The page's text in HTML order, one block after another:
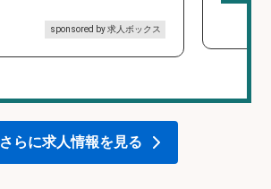
sponsored by 求人ボックス
さらに求人情報を見る